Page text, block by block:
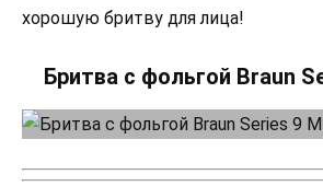
хорошую бритву для лица!
Бритва с фольгой Braun